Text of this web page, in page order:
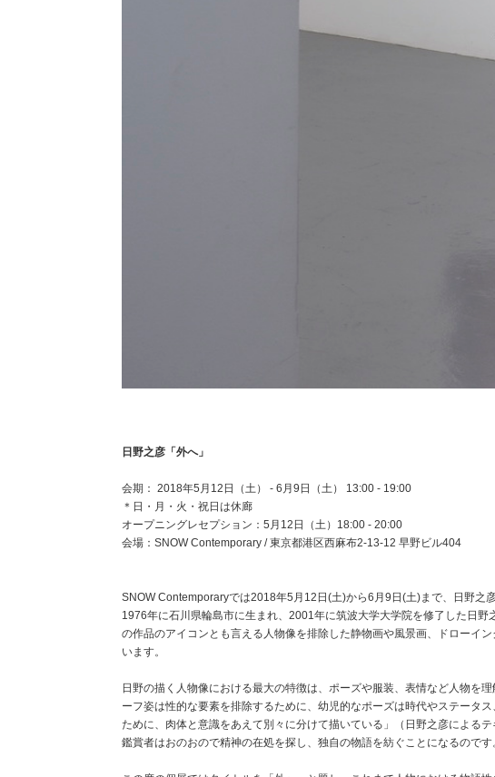
日野之彦「外へ」
会期： 2018年5月12日（土） - 6月9日（土） 13:00 - 19:00
＊日・月・火・祝日は休廊
オープニングレセプション：5月12日（土）18:00 - 20:00
会場：SNOW Contemporary / 東京都港区西麻布2-13-12 早野ビル404
SNOW Contemporaryでは2018年5月12日(土)から6月9日(土)まで、日野之
1976年に石川県輪島市に生まれ、2001年に筑波大学大学院を修了した日
の作品のアイコンとも言える人物像を排除した静物画や風景画、ドローイ
います。
日野の描く人物像における最大の特徴は、ポーズや服装、表情など人物を
ーフ姿は性的な要素を排除するために、幼児的なポーズは時代やステータ
ために、肉体と意識をあえて別々に分けて描いている」（日野之彦による
鑑賞者はおのおので精神の在処を探し、独自の物語を紡ぐことになるのです